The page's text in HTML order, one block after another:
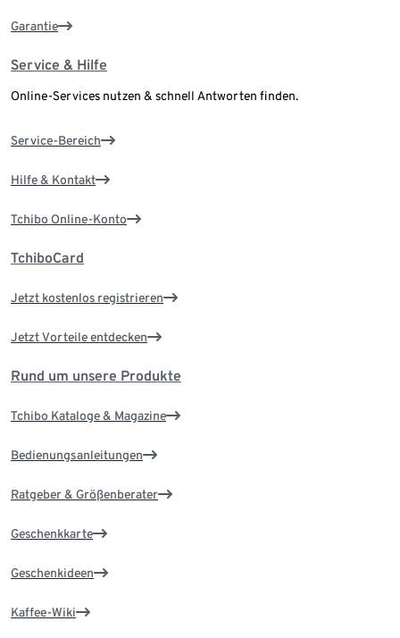
Garantie
Service & Hilfe
Online-Services nutzen & schnell Antworten finden.
Service-Bereich
Hilfe & Kontakt
Tchibo Online-Konto
TchiboCard
Jetzt kostenlos registrieren
Jetzt Vorteile entdecken
Rund um unsere Produkte
Tchibo Kataloge & Magazine
Bedienungsanleitungen
Ratgeber & Größenberater
Geschenkkarte
Geschenkideen
Kaffee-Wiki